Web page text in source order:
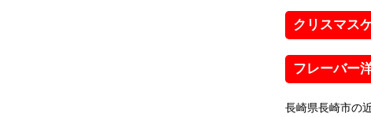
クリスマス
フレーバー
長崎県長崎市の